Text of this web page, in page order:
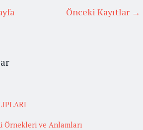
Önceki Kayıtlar →
Örnekleri ve Anlamları